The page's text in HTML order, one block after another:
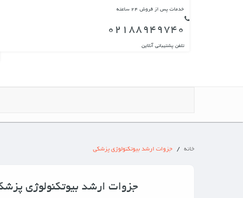
خدمات پس از فروش 24 ساعته
02188949740
تلفن پشتیبانی آنلاین
خانه / جزوات ارشد بیوتکنولوژی پزشکی
جزوات ارشد بیوتکنولوژی